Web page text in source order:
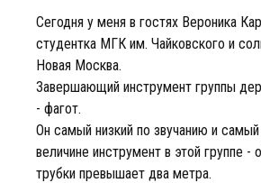
Сегодня у меня в гостях Вероника
студентка МГК им. Чайковского и
Новая Москва.
Завершающий инструмент группы
- фагот.
Он самый низкий по звучанию и
величине инструмент в этой группе -
трубки превышает два метра.